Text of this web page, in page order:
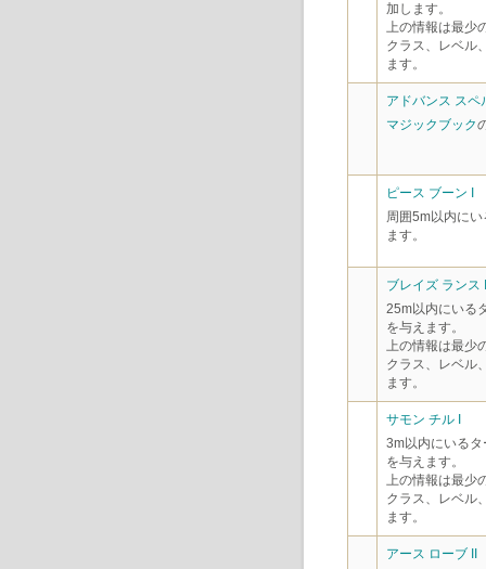
加します。
上の情報は最少
クラス、レベル
ます。
アドバンス スペ
マジックブック
ピース ブーン I
周囲5m以内に
ます。
ブレイズ ランス
25m以内にいる
を与えます。
上の情報は最少
クラス、レベル
ます。
サモン チル I
3m以内にいる
を与えます。
上の情報は最少
クラス、レベル
ます。
アース ローブ II